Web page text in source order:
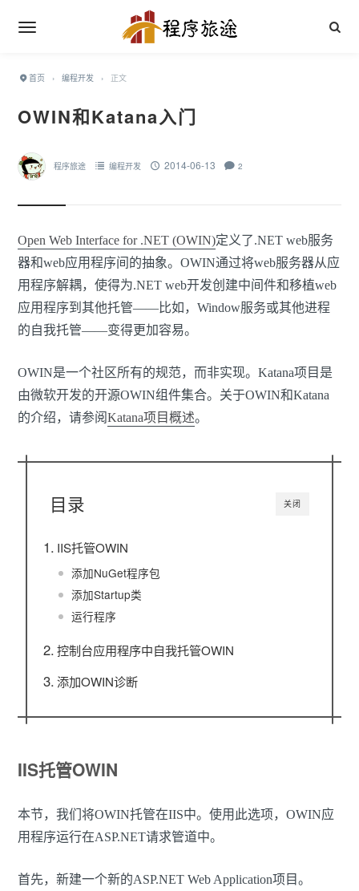
首页 › 编程开发 › 正文
OWIN和Katana入门
程序旅途 编程开发 2014-06-13 2
Open Web Interface for .NET (OWIN)定义了.NET web服务
器和web应用程序间的抽象。OWIN通过将web服务器从应
用程序解耦，使得为.NET web开发创建中间件和移植web
应用程序到其他托管——比如，Window服务或其他进程
的自我托管——变得更加容易。
OWIN是一个社区所有的规范，而非实现。Katana项目是
由微软开发的开源OWIN组件集合。关于OWIN和Katana
的介绍，请参阅Katana项目概述。
关闭
目录
IIS托管OWIN
添加NuGet程序包
添加Startup类
运行程序
控制台应用程序中自我托管OWIN
添加OWIN诊断
IIS托管OWIN
本节，我们将OWIN托管在IIS中。使用此选项，OWIN应
用程序运行在ASP.NET请求管道中。
首先，新建一个新的ASP.NET Web Application项目。